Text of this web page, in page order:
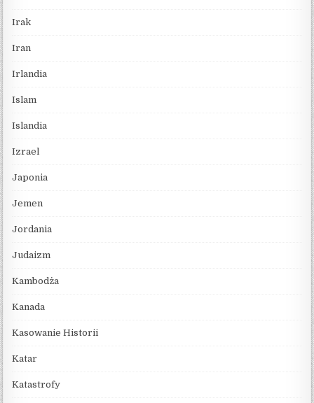
Irak
Iran
Irlandia
Islam
Islandia
Izrael
Japonia
Jemen
Jordania
Judaizm
Kambodża
Kanada
Kasowanie Historii
Katar
Katastrofy